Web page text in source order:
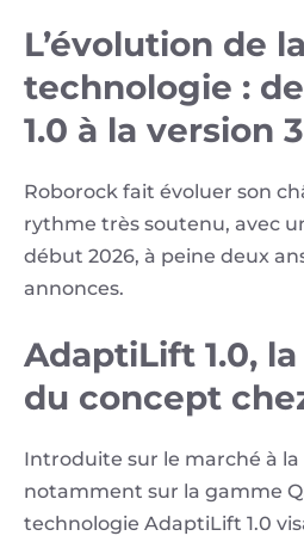
L’évolution de la
technologie :
1.0 à la version
Roborock fait évoluer son
rythme très soutenu, avec
début 2026, à peine deux
annonces.
AdaptiLift 1.0,
du concept
Introduite sur le marché à la
notamment sur la gamme
technologie AdaptiLift 1.0